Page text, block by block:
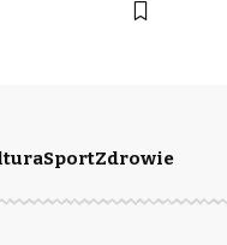
SportZdrowie